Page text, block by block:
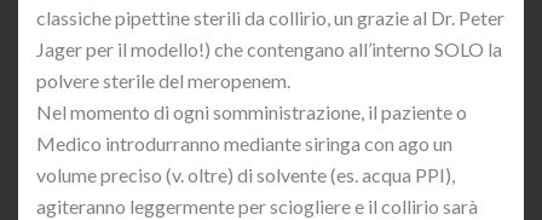
classiche pipettine sterili da collirio, un grazie al Dr. Peter
Jager per il modello!) che contengano all’interno SOLO la
polvere sterile del meropenem.
Nel momento di ogni somministrazione, il paziente o
Medico introdurranno mediante siringa con ago un
volume preciso (v. oltre) di solvente (es. acqua PPI),
agiteranno leggermente per sciogliere e il collirio sarà